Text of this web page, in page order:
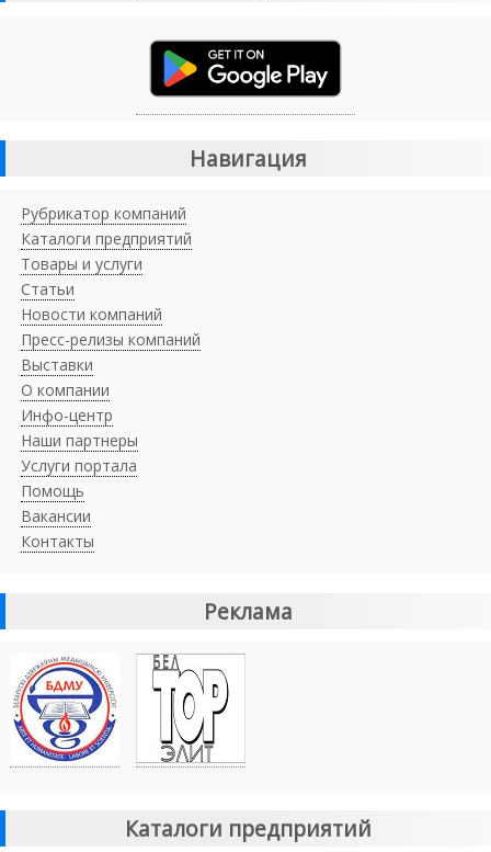
Навигация
Рубрикатор компаний
Каталоги предприятий
Товары и услуги
Статьи
Новости компаний
Пресс-релизы компаний
Выставки
О компании
Инфо-центр
Наши партнеры
Услуги портала
Помощь
Вакансии
Контакты
Реклама
Каталоги предприятий